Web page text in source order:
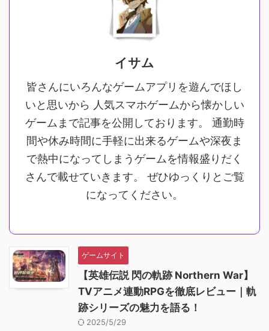
イサム
皆さんにいろんなゲームアプリを遊んでほし
いと思いから 人気スマホゲームから懐かしい
ゲームまで記事を公開しております。 通勤時
間や休み時間に手軽に出来るゲームや深夜ま
で熱中になってしまうゲームを情報盛りだく
さんで載せていきます。 ぜひゆっくりとご覧
になってください。
ゲームサイト
【英雄伝説 閃の軌跡 Northern War】
TVアニメ連動RPGを徹底レビュー｜軌
跡シリーズの魅力を語る！
2025/5/29